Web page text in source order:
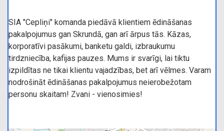
SIA "Cepliņi" komanda piedāvā klientiem ēdināšanas
pakalpojumus gan Skrundā, gan arī ārpus tās. Kāzas,
korporatīvi pasākumi, banketu galdi, izbraukumu
tirdzniecība, kafijas pauzes. Mums ir svarīgi, lai tiktu
izpildītas ne tikai klientu vajadzības, bet arī vēlmes. Varam
nodrošināt ēdināšanas pakalpojumus neierobežotam
personu skaitam! Zvani - vienosimies!